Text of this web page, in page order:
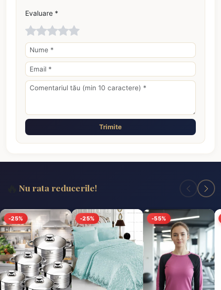
Evaluare *
Trimite
Nu rata reducerile!
-25% -25% -55%